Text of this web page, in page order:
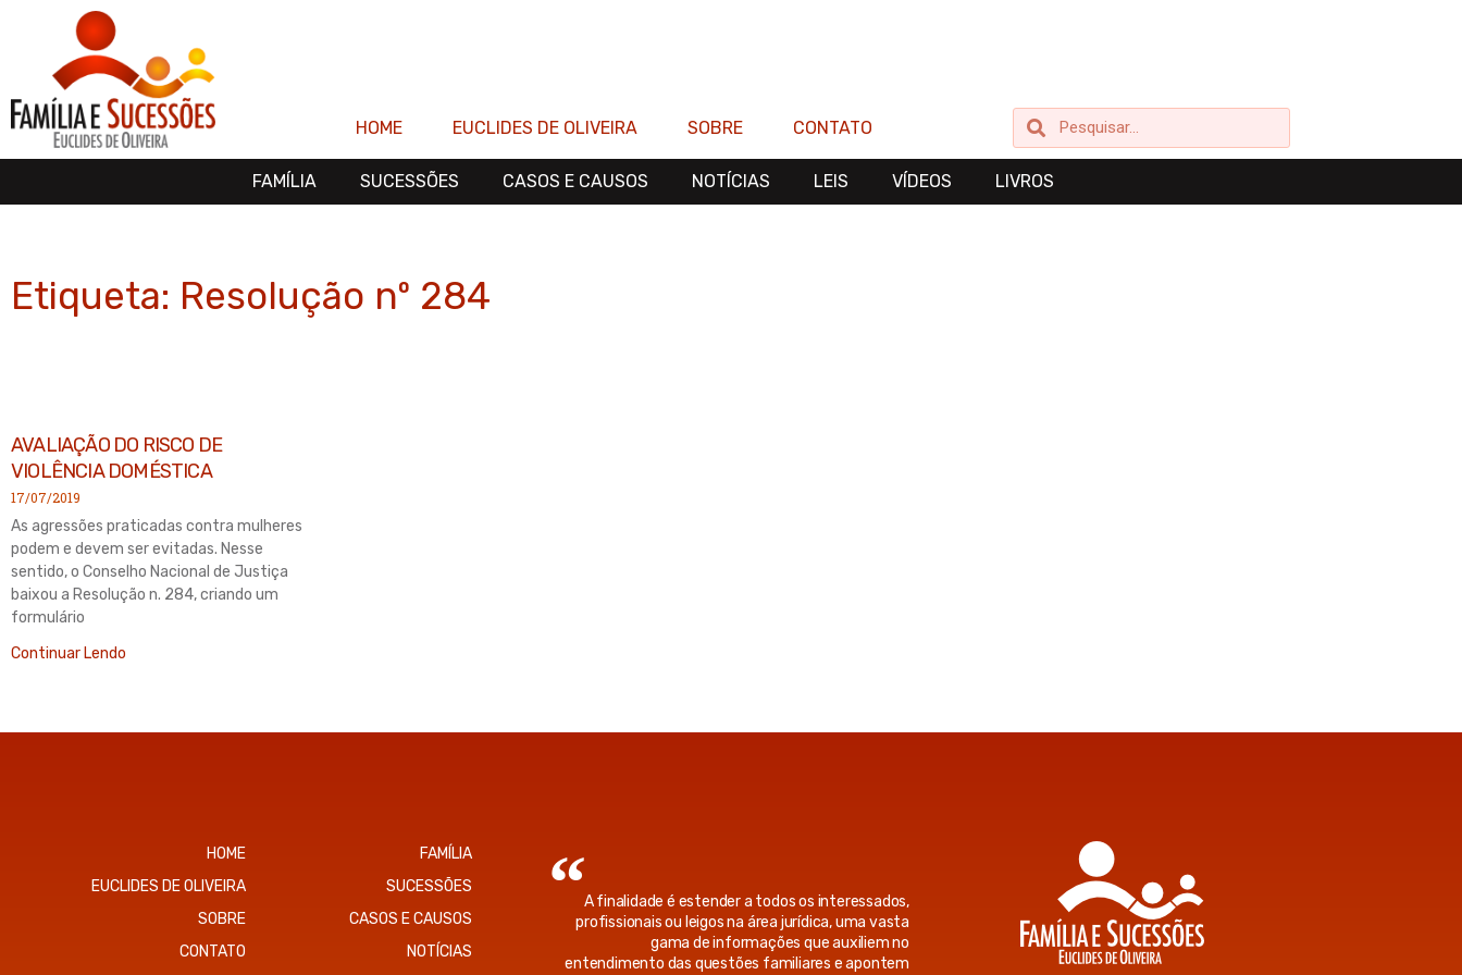
conteúdo
HOME
EUCLIDES DE OLIVEIRA SOBRE CONTATO PesquisarPesquisar
FAMÍLIA SUCESSÕES CASOS E CAUSOS NOTÍCIAS LEIS VÍDEOS LIVROS
Etiqueta: Resolução nº 284
AVALIAÇÃO DO RISCO DE
VIOLÊNCIA DOMÉSTICA
17/07/2019
As agressões praticadas contra mulheres
podem e devem ser evitadas. Nesse
sentido, o Conselho Nacional de Justiça
baixou a Resolução n. 284, criando um
formulário
Continuar Lendo
HOME
EUCLIDES DE OLIVEIRA
SOBRE
CONTATO
FAMÍLIA
SUCESSÕES
CASOS E CAUSOS
NOTÍCIAS
A finalidade é estender a todos os interessados,
profissionais ou leigos na área jurídica, uma vasta
gama de informações que auxiliem no
entendimento das questões familiares e apontem